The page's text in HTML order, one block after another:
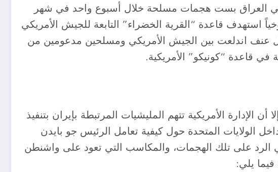
في العراق بست هجمات مسلحة خلال أسبوع واحد في شهر
في ١٨ سبتمبر الجاري، أن هجوماً صاروخياً استهدف قاعدة “القرية الخضراء” التابعة للجيش الأمريكي
في ١٥ أغسطس الفائت، في أعمال عنف اندلعت بين الجيش الأمريكي ومسلحين مدعومين من
قاعدة “كونيكو” الأمريكية.
الأمريكية تتهم المليشيات المرتبطة بإيران بتنفيذ
الولايات المتحدة حول كيفية تعامل الرئيس جو بايدن
في الرد على تلك الهجمات، والمكاسب التي تعود على واشنطن
يلي: